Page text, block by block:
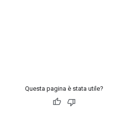
Questa pagina è stata utile?